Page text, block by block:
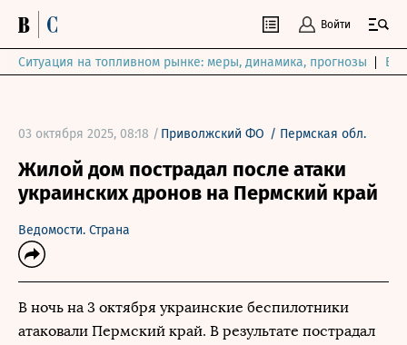
Войти
Ситуация на топливном рынке: меры, динамика, прогнозы
03 октября 2025, 08:18 / Приволжский ФО / Пермская обл.
Жилой дом пострадал после атаки
украинских дронов на Пермский край
Ведомости. Страна
В ночь на 3 октября украинские беспилотники
атаковали Пермский край. В результате пострадал